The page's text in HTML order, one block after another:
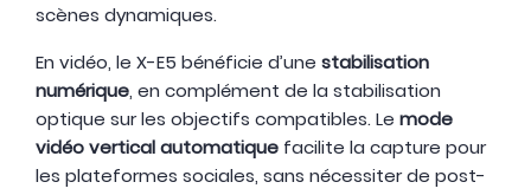
scènes dynamiques.
En vidéo, le X-E5 bénéficie d’une stabilisation
numérique, en complément de la stabilisation
optique sur les objectifs compatibles. Le mode
vidéo vertical automatique facilite la capture pour
les plateformes sociales, sans nécessiter de post-